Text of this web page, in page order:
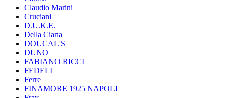
Claudio Marini
Cruciani
D.U.K.E.
Della Ciana
DOUCAL'S
DUNO
FABIANO RICCI
FEDELI
Ferre
FINAMORE 1925 NAPOLI